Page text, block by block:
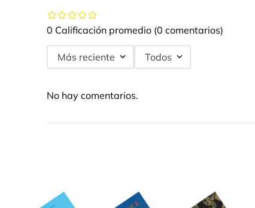
0 Calificación promedio (0 comentarios)
Más reciente Todos
No hay comentarios.